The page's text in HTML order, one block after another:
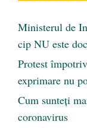
Ministerul de
cip NU este
Protest
exprimare nu
Cum sunteți
coronavirus